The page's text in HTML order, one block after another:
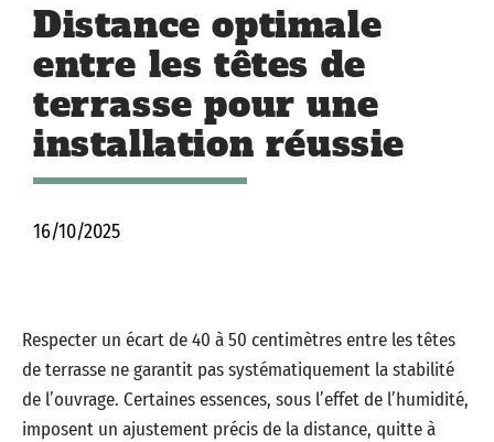
Distance optimale
entre les têtes de
terrasse pour une
installation réussie
16/10/2025
Respecter un écart de 40 à 50 centimètres entre les têtes
de terrasse ne garantit pas systématiquement la stabilité
de l’ouvrage. Certaines essences, sous l’effet de l’humidité,
imposent un ajustement précis de la distance, quitte à